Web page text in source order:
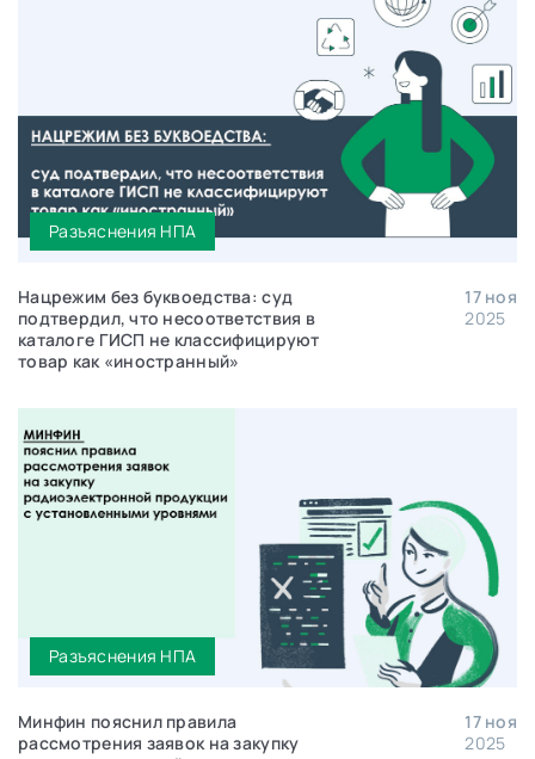
Разъяснения НПА
Нацрежим без буквоедства: суд
подтвердил, что несоответствия в
каталоге ГИСП не классифицируют
товар как «иностранный»
17 ноя
2025
Разъяснения НПА
Минфин пояснил правила
рассмотрения заявок на закупку
17 ноя
2025